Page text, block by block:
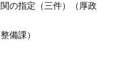
の指定（三件）（厚政
備課）